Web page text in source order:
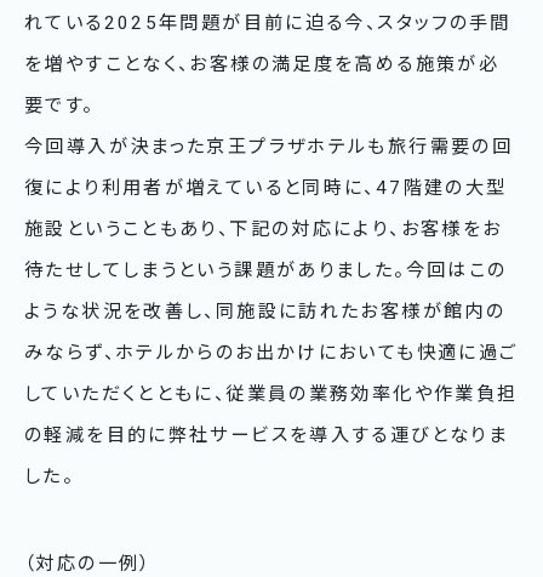
れている2025年問題が目前に迫る今、スタッフの手間
を増やすことなく、お客様の満足度を高める施策が必
要です。
今回導入が決まった京王プラザホテルも旅行需要の回
復により利用者が増えていると同時に、47階建の大型
施設ということもあり、下記の対応により、お客様をお
待たせしてしまうという課題がありました。今回はこの
ような状況を改善し、同施設に訪れたお客様が館内の
みならず、ホテルからのお出かけにおいても快適に過ご
していただくとともに、従業員の業務効率化や作業負担
の軽減を目的に弊社サービスを導入する運びとなりま
した。
（対応の一例）